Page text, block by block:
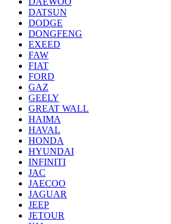
DATSUN
DODGE
DONGFENG
EXEED
FAW
FIAT
FORD
GAZ
GEELY
GREAT WALL
HAIMA
HAVAL
HONDA
HYUNDAI
INFINITI
JAC
JAECOO
JAGUAR
JEEP
JETOUR